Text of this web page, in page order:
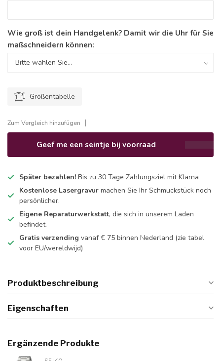
Wie groß ist dein Handgelenk? Damit wir die Uhr für Sie
maßschneidern können:
Größentabelle
Zum Vergleich hinzufügen
Geef me een seintje bij voorraad
Später bezahlen! Bis zu 30 Tage Zahlungsziel mit Klarna
Kostenlose Lasergravur machen Sie Ihr Schmuckstück noch
persönlicher.
Eigene Reparaturwerkstatt, die sich in unserem Laden
befindet.
Gratis verzending vanaf € 75 binnen Nederland (zie tabel
voor EU/wereldwijd)
Produktbeschreibung
Eigenschaften
Ergänzende Produkte